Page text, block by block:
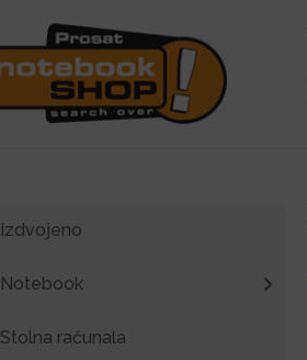
Izdvojeno
Notebook
Stolna računala